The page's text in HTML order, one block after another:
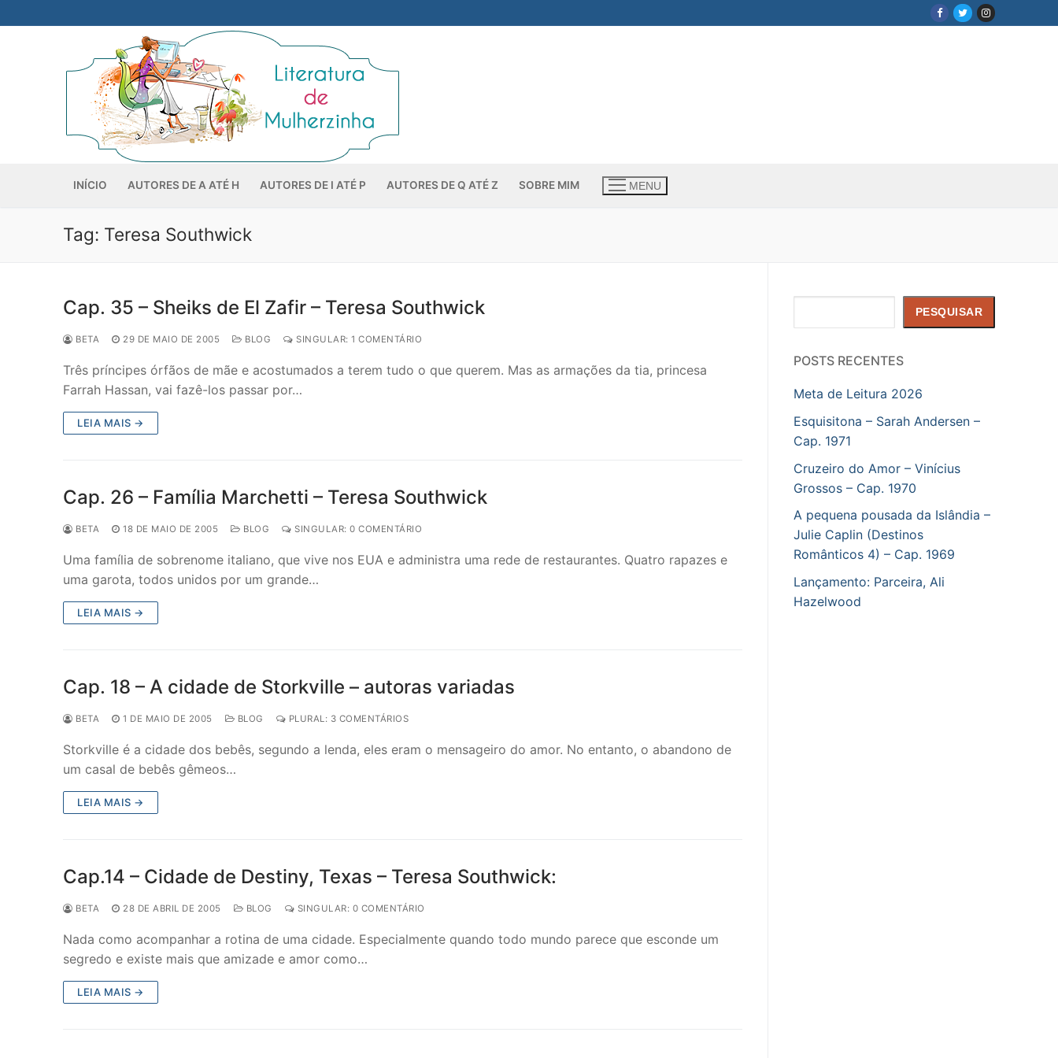
para
INÍCIO AUTORES DE A ATÉ H AUTORES DE I ATÉ P AUTORES DE Q ATÉ Z SOBRE MIM MENU
Tag: Teresa Southwick
Cap. 35 – Sheiks de El Zafir – Teresa Southwick
BETA 29 DE MAIO DE 2005 BLOG SINGULAR: 1 COMENTÁRIO
Três príncipes órfãos de mãe e acostumados a terem tudo o que querem. Mas as armações da tia, princesa
Farrah Hassan, vai fazê-los passar por…
LEIA MAIS →
Cap. 26 – Família Marchetti – Teresa Southwick
BETA 18 DE MAIO DE 2005 BLOG SINGULAR: 0 COMENTÁRIO
Uma família de sobrenome italiano, que vive nos EUA e administra uma rede de restaurantes. Quatro rapazes e
uma garota, todos unidos por um grande…
LEIA MAIS →
Cap. 18 – A cidade de Storkville – autoras variadas
BETA 1 DE MAIO DE 2005 BLOG PLURAL: 3 COMENTÁRIOS
Storkville é a cidade dos bebês, segundo a lenda, eles eram o mensageiro do amor. No entanto, o abandono de
um casal de bebês gêmeos…
LEIA MAIS →
Cap.14 – Cidade de Destiny, Texas – Teresa Southwick:
BETA 28 DE ABRIL DE 2005 BLOG SINGULAR: 0 COMENTÁRIO
Nada como acompanhar a rotina de uma cidade. Especialmente quando todo mundo parece que esconde um
segredo e existe mais que amizade e amor como…
LEIA MAIS →
PESQUISAR
POSTS RECENTES
Meta de Leitura 2026
Esquisitona – Sarah Andersen –
Cap. 1971
Cruzeiro do Amor – Vinícius
Grossos – Cap. 1970
A pequena pousada da Islândia –
Julie Caplin (Destinos
Românticos 4) – Cap. 1969
Lançamento: Parceira, Ali
Hazelwood